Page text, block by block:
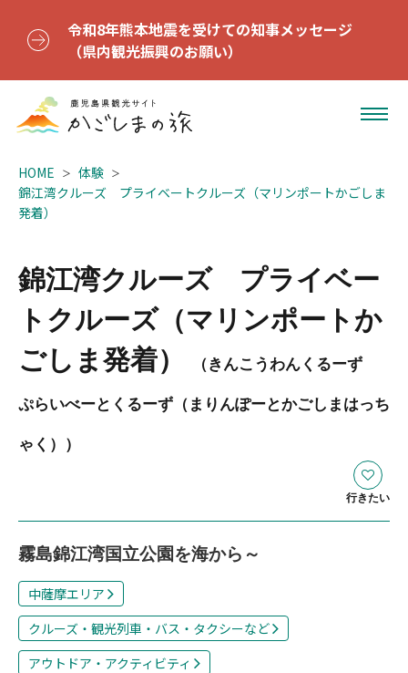
令和8年熊本地震を受けての知事メッセージ
（県内観光振興のお願い）
HOME
体験
錦江湾クルーズ プライベートクルーズ（マリンポートかごしま
発着）
錦江湾クルーズ プライベー
トクルーズ（マリンポートか
ごしま発着）
（きんこうわんくるーず
ぷらいべーとくるーず（まりんぽーとかごしまはっち
ゃく））
行きたい
霧島錦江湾国立公園を海から～
中薩摩エリア
クルーズ・観光列車・バス・タクシーなど
アウトドア・アクティビティ